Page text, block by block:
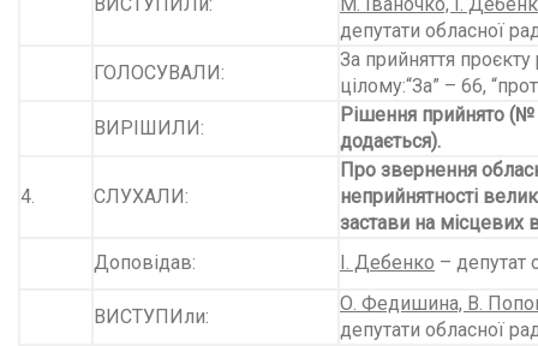
депутати обласної
ГОЛОСУВАЛИ:
За прийняття
цілому:“За” – 66,
ВИРІШИЛИ:
Рішення прийнято
додається).
4. СЛУХАЛИ:
Про звернення
неприйнятності
застави на місцевих
Доповідав:
І. Дебенко – депутат
ВИСТУПИли:
О. Федишина, В.
депутати обласної